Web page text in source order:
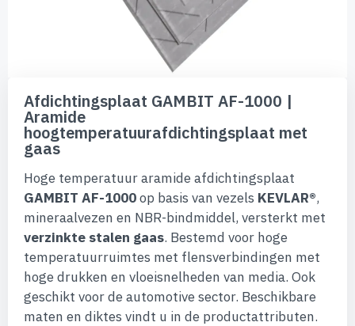
naar
begin
gallerij
Afdichtingsplaat GAMBIT AF-1000 |
Aramide
hoogtemperatuurafdichtingsplaat met
gaas
Hoge temperatuur aramide afdichtingsplaat
GAMBIT AF-1000op basis van vezels KEVLAR®,
mineraalvezen en NBR-bindmiddel, versterkt met
verzinkte stalen gaas. Bestemd voor hoge
temperatuurruimtes met flensverbindingen met
hoge drukken en vloeisnelheden van media. Ook
geschikt voor de automotive sector. Beschikbare
maten en diktes vindt u in de productattributen.